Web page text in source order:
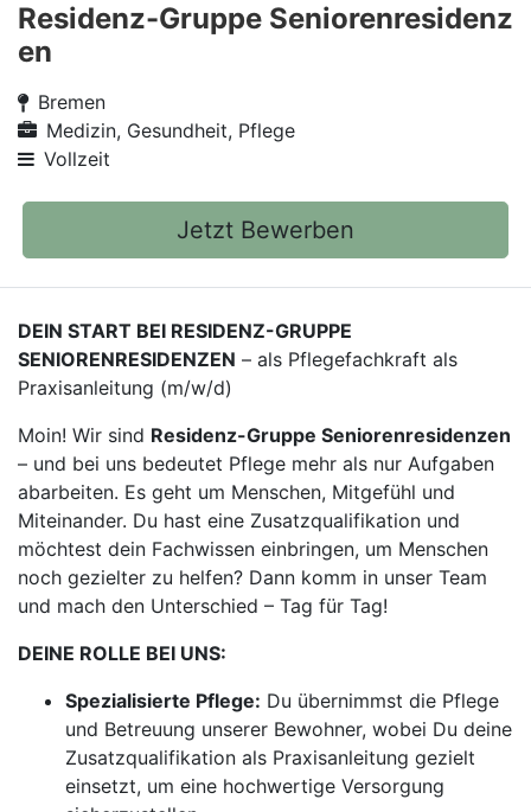
Residenz-Gruppe Seniorenresidenz
en
Bremen
Medizin, Gesundheit, Pflege
Vollzeit
Jetzt Bewerben
DEIN START BEI RESIDENZ-GRUPPE
SENIORENRESIDENZEN – als Pflegefachkraft als
Praxisanleitung (m/w/d)
Moin! Wir sind Residenz-Gruppe Seniorenresidenzen
– und bei uns bedeutet Pflege mehr als nur Aufgaben
abarbeiten. Es geht um Menschen, Mitgefühl und
Miteinander. Du hast eine Zusatzqualifikation und
möchtest dein Fachwissen einbringen, um Menschen
noch gezielter zu helfen? Dann komm in unser Team
und mach den Unterschied – Tag für Tag!
DEINE ROLLE BEI UNS:
Spezialisierte Pflege: Du übernimmst die Pflege
und Betreuung unserer Bewohner, wobei Du deine
Zusatzqualifikation als Praxisanleitung gezielt
einsetzt, um eine hochwertige Versorgung